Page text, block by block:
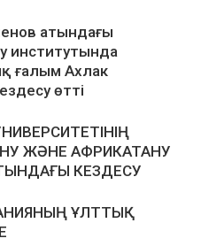
атындағы
институтында
ғалым Ахлак
өтті
ЖӘНЕ АФРИКАТАНУ
КЕЗДЕСУ
ҰЛТТЫҚ